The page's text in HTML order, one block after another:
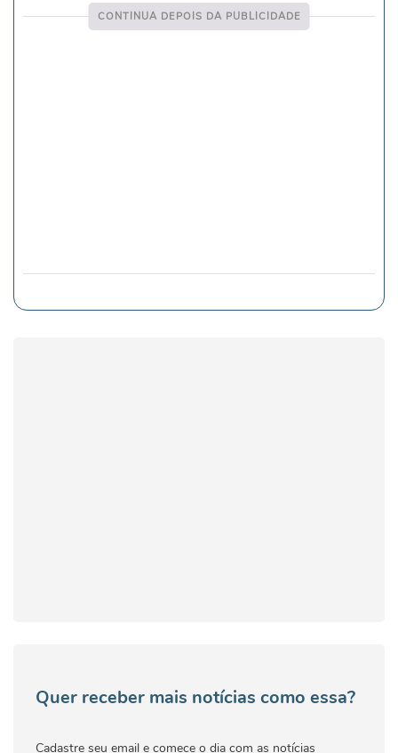
Quer receber mais notícias como essa?
Cadastre seu email e comece o dia com as notícias